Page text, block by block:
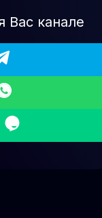
канале